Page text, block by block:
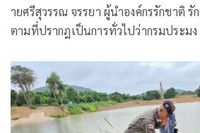
ายศรีสุวรรณ จรรยา ผู้นำองค์กรรักชาติ รั
ตามที่ปรากฎเป็นการทั่วไปว่ากรมประมง